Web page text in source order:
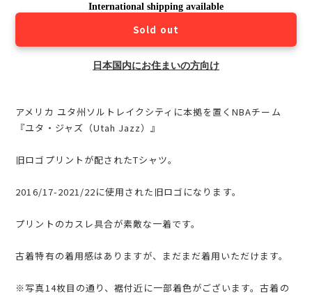
International shipping available
Sold out
日本国内にお住まいの方向け
アメリカ ユタ州ソルトレイクシティに本拠を置くNBAチーム
『ユタ・ジャズ（Utah Jazz）』
旧ロゴプリントが配されたTシャツ。
2016/17-2021/22に使用された旧ロゴになります。
プリントのカスレ具合が素敵な一着です。
古着特有の着用感はありますが、まだまだ着用いただけます。
※写真14枚目の通り、裾付近に一部着色がございます。古着の